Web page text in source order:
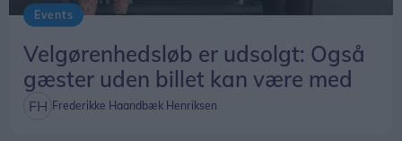
Events
Velgørenhedsløb er udsolgt: Også
gæster uden billet kan være med
Frederikke Haandbæk Henriksen